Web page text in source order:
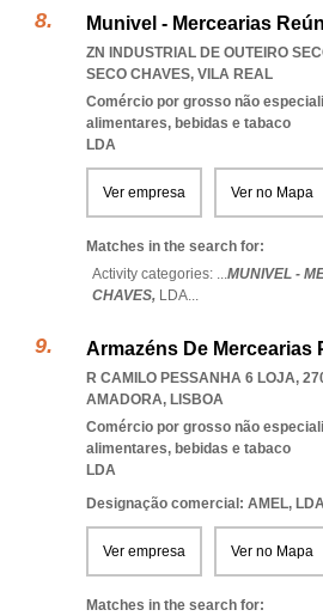
Munivel - Mercearias
ZN INDUSTRIAL DE OUTEIRO
SECO CHAVES, VILA REAL
Comércio por grosso não
alimentares, bebidas e tabaco
LDA
Ver empresa Ver no Mapa
Matches in the search for:
Activity categories: ...MUNIVEL -
CHAVES, LDA...
Armazéns De Mercearias
R CAMILO PESSANHA 6 LOJA,
AMADORA, LISBOA
Comércio por grosso não
alimentares, bebidas e tabaco
LDA
Designação comercial: AMEL,
Ver empresa Ver no Mapa
Matches in the search for: